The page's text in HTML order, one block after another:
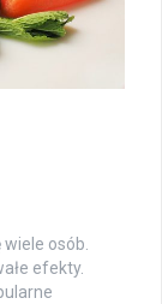
osób.
efekty.